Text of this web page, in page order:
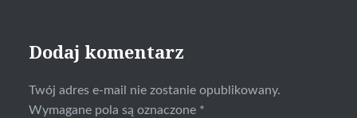
Dodaj komentarz
Twój adres e-mail nie zostanie opublikowany.
Wymagane pola są oznaczone *